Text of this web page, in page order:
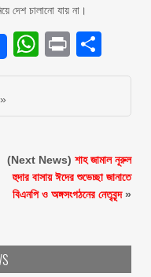
দেশ চালানো যায় না।
Print
(Next News) শাহ জামাল নূরুল
হুদার বাসায় ঈদের শুভেচ্ছা জানাতে
বিএনপি ও অঙ্গসংগঠনের নেতৃবৃন্দ»